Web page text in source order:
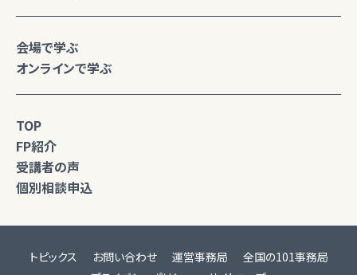
会場で学ぶ
オンラインで学ぶ
TOP
FP紹介
受講者の声
個別相談申込
トピックス お問い合わせ 運営事務局
全国の101事務局